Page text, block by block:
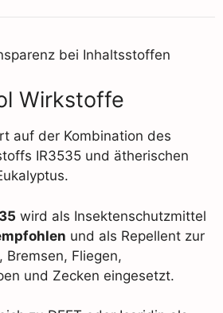
bei Inhaltsstoffen
Wirkstoffe
auf der Kombination des
IR3535 und ätherischen
wird als Insektenschutzmittel
und als Repellent zur
Bremsen, Fliegen,
und Zecken eingesetzt.